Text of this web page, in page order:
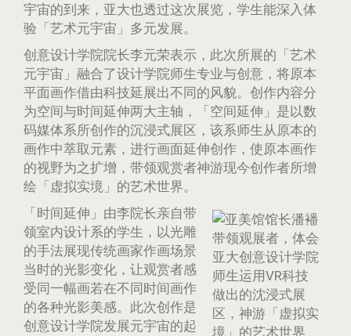
宇宙的到来，亚大也透过这次展览，学生能深入体
验「艺术元宇宙」多元发展。
创意设计学院院长李元荣表示，此次所展的「艺术
元宇宙」融合了设计学院师生专业与创意，将原本
平面画作借由科技延展出不同的风貌。创作内容分
为空间与时间延伸两大主轴，「空间延伸」是以数
码媒体系所创作的沉浸式展区，该系师生从原本的
画作中萃取元素，进行画面延伸创作，使原本画作
的视野为之扩增，带领观赏者神游现今创作者所增
绘「虚拟实境」的艺术世界。
「时间延伸」由李院长亲自带
领室内设计系的学生，以光雕
的手法展现传统画家作画场景
当时的光影变化，让观赏者感
受同一幅画若在不同时间画作
的各种光影美感。此次创作是
创意设计学院发展元宇宙的起